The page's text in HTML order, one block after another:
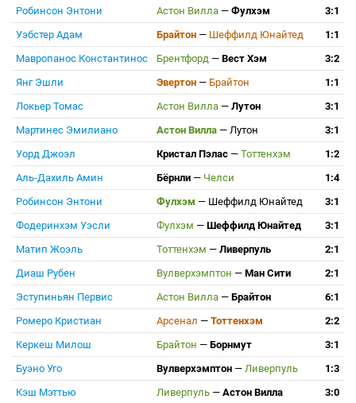
Робинсон Энтони
Астон Вилла — Фулхэм
3:1
Уэбстер Адам
Брайтон — Шеффилд Юнайтед
1:1
Мавропанос Константинос
Брентфорд — Вест Хэм
3:2
Янг Эшли
Эвертон — Брайтон
1:1
Локьер Томас
Астон Вилла — Лутон
3:1
Мартинес Эмилиано
Астон Вилла — Лутон
3:1
Уорд Джоэл
Кристал Пэлас — Тоттенхэм
1:2
Аль-Дахиль Амин
Бёрнли — Челси
1:4
Робинсон Энтони
Фулхэм — Шеффилд Юнайтед
3:1
Фодеринхэм Уэсли
Фулхэм — Шеффилд Юнайтед
3:1
Матип Жоэль
Тоттенхэм — Ливерпуль
2:1
Диаш Рубен
Вулверхэмптон — Ман Сити
2:1
Эступиньян Первис
Астон Вилла — Брайтон
6:1
Ромеро Кристиан
Арсенал — Тоттенхэм
2:2
Керкеш Милош
Брайтон — Борнмут
3:1
Буэно Уго
Вулверхэмптон — Ливерпуль
1:3
Кэш Мэттью
Ливерпуль — Астон Вилла
3:0